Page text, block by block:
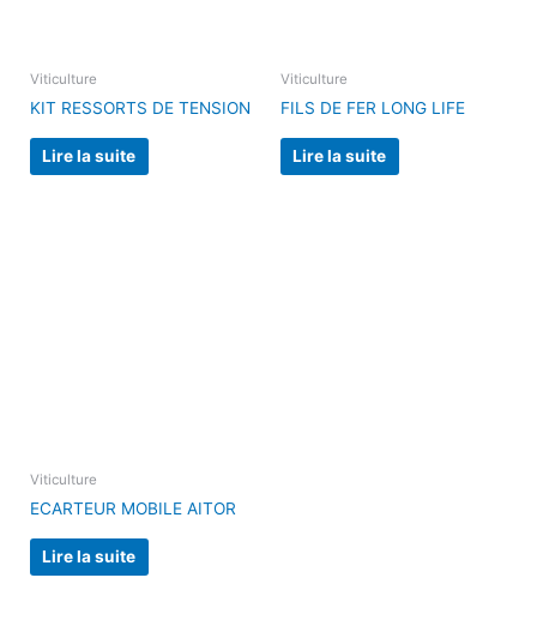
Viticulture
KIT RESSORTS DE TENSION
Lire la suite
Viticulture
FILS DE FER LONG LIFE
Lire la suite
Viticulture
ECARTEUR MOBILE AITOR
Lire la suite